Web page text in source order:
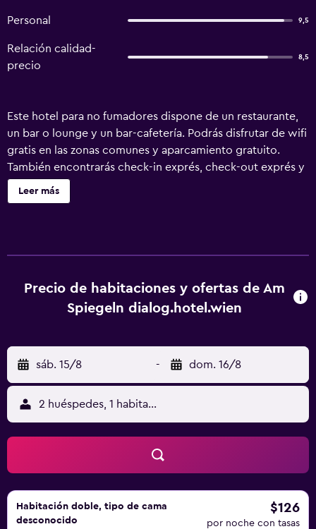
Personal 9,5
Relación calidad-
precio
8,5
Este hotel para no fumadores dispone de un restaurante,
un bar o lounge y un bar-cafetería. Podrás disfrutar de wifi
gratis en las zonas comunes y aparcamiento gratuito.
También encontrarás check-in exprés, check-out exprés y
periódicos gratuitos. Am Spiegeln dialog.hotel.wien
ofrece 25 alojamientos con minibar y secador de pelo. Se
Internet wifi gratis. Los servicios para las personas de
negocios incluyen escritorio y teléfono; se ofrecen
practicar las actividades de ocio y esparcimiento que se
indican más abajo en las instalaciones o cerca del
alojamiento (es posible que se aplique un recargo).
Leer más
Precio de habitaciones y ofertas de Am
Spiegeln dialog.hotel.wien
sáb. 15/8 - dom. 16/8
2 huéspedes, 1 habitación
Habitación doble, tipo de cama
desconocido
$126
por noche con tasas